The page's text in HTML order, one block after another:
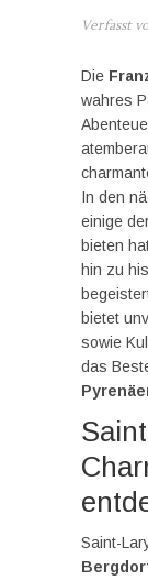
Verfasst
Die
wahres
In den
einige
bieten
hin zu
bietet
sowie
das
Saint-